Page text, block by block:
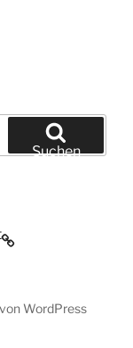
Suchen
WordPress